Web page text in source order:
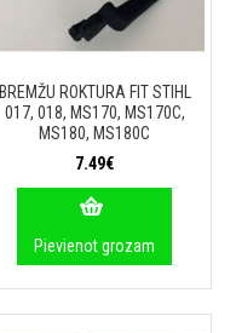
BREMŽU ROKTURA FIT STIHL
017, 018, MS170, MS170C,
MS180, MS180C
7.49€
Pievienot grozam